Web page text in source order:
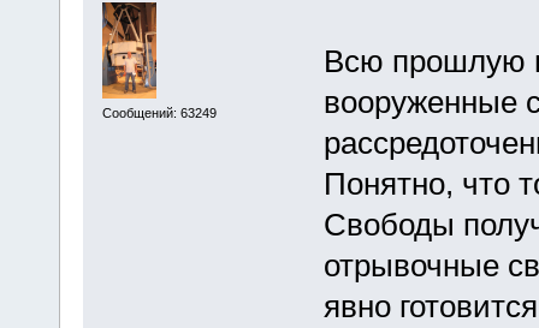
Сообщений: 63249
Всю прошлую
вооруженные
Понятно, что
Свободы
отрывочные
явно